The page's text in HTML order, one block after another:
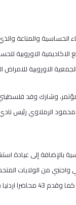
والمناعة
الاوروبية
الاوروبية للامراض
وشارك وفد
الرملاوي رئيس نادي
إلى عيادة
79 ورقة علمية، منها 36 محاضرة قدمها 21
الطبية.